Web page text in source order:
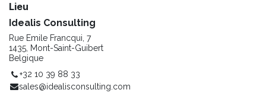
Lieu
Idealis Consulting
Rue Emile Francqui, 7
1435, Mont-Saint-Guibert
Belgique
+32 10 39 88 33
sales@idealisconsulting.com